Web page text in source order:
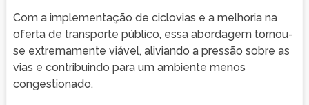
Com a implementação de ciclovias e a melhoria na
oferta de transporte público, essa abordagem tornou-
se extremamente viável, aliviando a pressão sobre as
vias e contribuindo para um ambiente menos
congestionado.